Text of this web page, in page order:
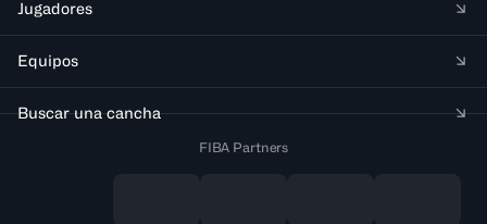
Jugadores
Equipos
Buscar una cancha
FIBA Partners